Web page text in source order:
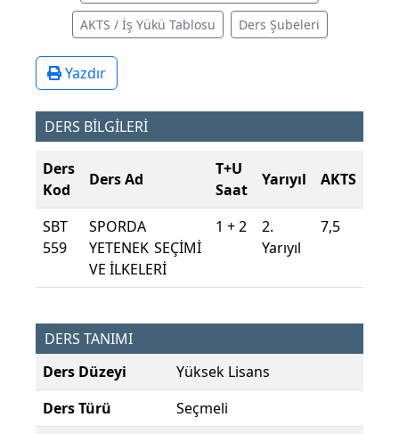
AKTS / İş Yükü Tablosu Ders Şubeleri
Yazdır
DERS BİLGİLERİ
Ders
Kod
Ders Ad
T+U
Saat
Yarıyıl AKTS
SBT
559
SPORDA
YETENEK SEÇİMİ
VE İLKELERİ
1 + 2
2.
Yarıyıl
7,5
DERS TANIMI
Ders Düzeyi
Yüksek Lisans
Ders Türü
Seçmeli